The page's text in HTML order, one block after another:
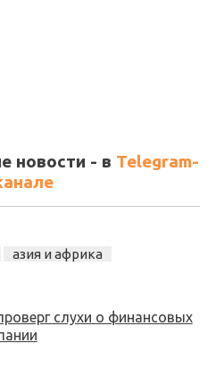
новости - в Telegram-
азия и африка
слухи о финансовых